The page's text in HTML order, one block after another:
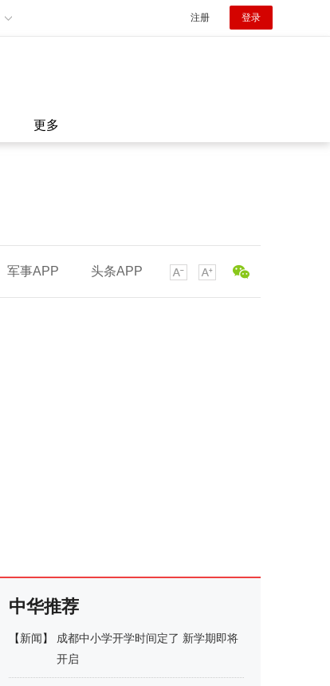
注册 登录
更多
军事APP 头条APP
中华推荐
【新闻】
成都中小学开学时间定了 新学期即将
开启